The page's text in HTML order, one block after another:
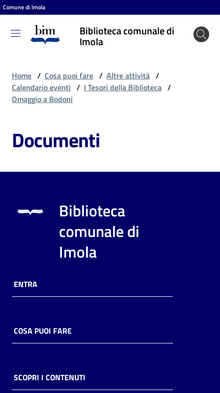
Vai al contenuto
Vai alla navigazione
Vai al footer
Comune di Imola
Biblioteca comunale di
Imola
Biblioteca
comunale
Cosa
fare
Scopri
online
Piani
Home / Cosa puoi fare / Altre attività /
Calendario eventi / I Tesori della Biblioteca /
Omaggio a Bodoni
Documenti
Biblioteca
comunale di
Imola
ENTRA
COSA PUOI FARE
SCOPRI I CONTENUTI